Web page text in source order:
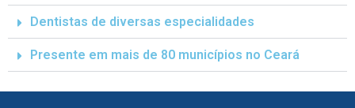
Dentistas de diversas especialidades
Presente em mais de 80 municípios no Ceará